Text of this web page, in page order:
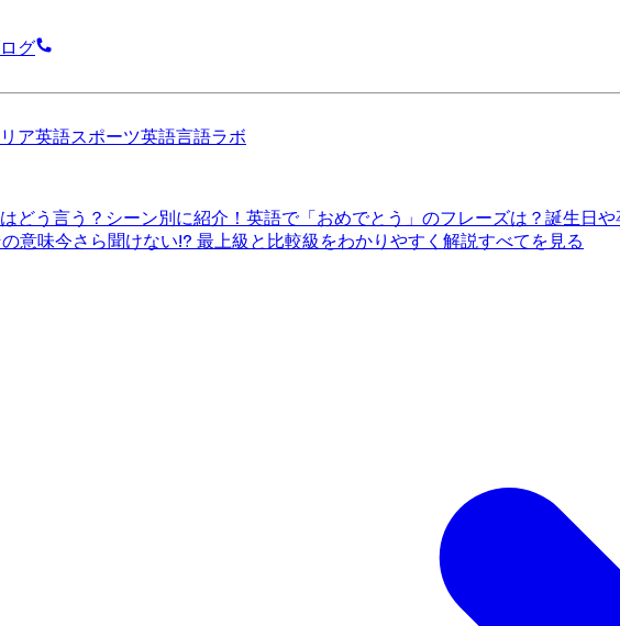
グ
ア英語スポーツ英語言語ラボ
どう言う？シーン別に紹介！ 英語で「おめでとう」のフレーズは？誕生日
意味今さら聞けない!? 最上級と比較級をわかりやすく解説すべてを見る